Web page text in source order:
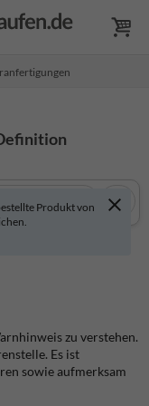
Produkt von
In 3D anzeigen
zu verstehen.
Es ist
sowie aufmerksam